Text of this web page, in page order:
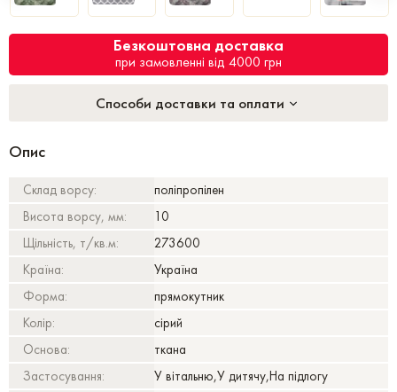
Безкоштовна доставка
при замовленні від 4000 грн
Способи доставки та оплати
Опис
Склад ворсу:
поліпропілен
Висота ворсу, мм:
10
Щільність, т/кв.м:
273600
Країна:
Україна
Форма:
прямокутник
Колір:
сірий
Основа:
ткана
Застосування:
У вітальню,У дитячу,На підлогу